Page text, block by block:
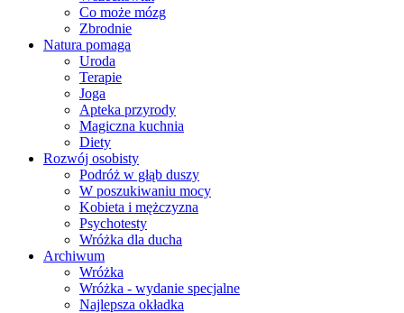
Co może mózg
Zbrodnie
Natura pomaga
Uroda
Terapie
Joga
Apteka przyrody
Magiczna kuchnia
Diety
Rozwój osobisty
Podróż w głąb duszy
W poszukiwaniu mocy
Kobieta i mężczyzna
Psychotesty
Wróżka dla ducha
Archiwum
Wróżka
Wróżka - wydanie specjalne
Najlepsza okładka